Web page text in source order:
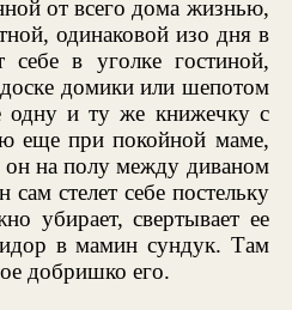
от всего дома жизнью,
одинаковой изо дня в
себе в уголке гостиной,
домики или шепотом
одну и ту же книжечку с
еще при покойной маме,
на полу между диваном
стелет себе постельку
убирает, свертывает ее
в мамин сундук. Там
добришко его.